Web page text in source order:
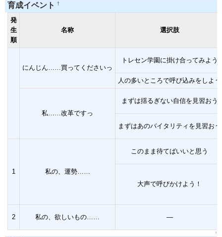
育成イベント †
発
生
順
名称 選択肢
にんじん……買ってくださいっ
トレセン学園に掛け合ってみよう
人の多いところで呼び込みをしよう
私……改革ですっ
まずは揺るぎない自信を見習おう
まずはあのバイタリティを見習おう
1 私の、運勢……
このまま待てばいいと思う
大声で呼びかけよう！
2 私の、欲しいもの…… ―
↑